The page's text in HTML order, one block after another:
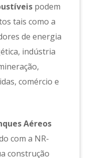
podem
tais como a
de energia
indústria
comércio e
Aéreos
com a NR-
construção